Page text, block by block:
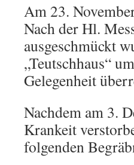
Am 23.
Nach der Hl.
ausgeschmückt
„Teutschhaus“
Gelegenheit
Nachdem am 3.
Krankeit
folgenden